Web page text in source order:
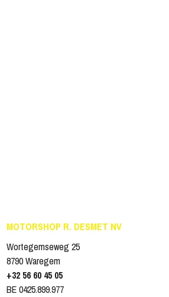
MOTORSHOP R. DESMET NV
Wortegemseweg 25
8790 Waregem
+32 56 60 45 05
BE 0425.899.977